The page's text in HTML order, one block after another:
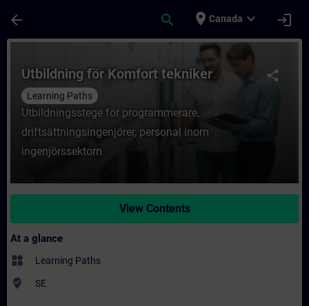
arrow_back search place Canada expand_more login
Course - Utbildning för Komfort tekniker
share
Utbildning för Komfort tekniker
Learning Paths
Utbildningsstege för programmerare,
driftsättningsingenjörer, personal inom
ingenjörssektorn
View Contents
At a glance
widgets Learning Paths
where_to_vote SE